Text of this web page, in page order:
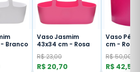
Vaso Jasmim
43x34 cm - Rosa
Vaso Pétala 25x40
cm - Rosa